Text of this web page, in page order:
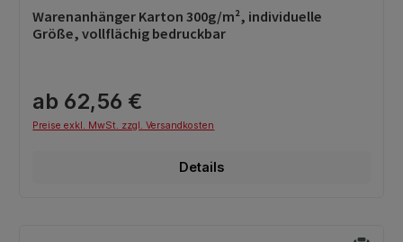
Durchschnittliche Bewertung von 0 von 5 Sternen
Warenanhänger Karton 300g/m², individuelle
Größe, vollflächig bedruckbar
ab 62,56 €
Preise exkl. MwSt. zzgl. Versandkosten
Details